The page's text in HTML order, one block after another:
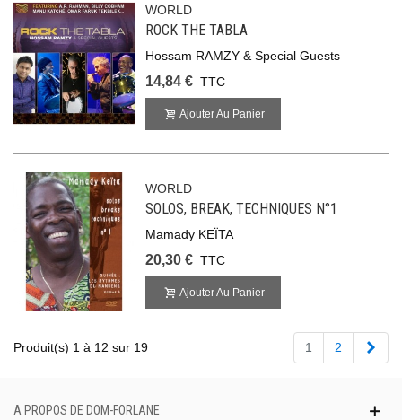
WORLD
ROCK THE TABLA
Hossam RAMZY & Special Guests
14,84 € TTC
Ajouter Au Panier
WORLD
SOLOS, BREAK, TECHNIQUES N°1
Mamady KEÏTA
20,30 € TTC
Ajouter Au Panier
Produit(s) 1 à 12 sur 19 1 2
A PROPOS DE DOM-FORLANE